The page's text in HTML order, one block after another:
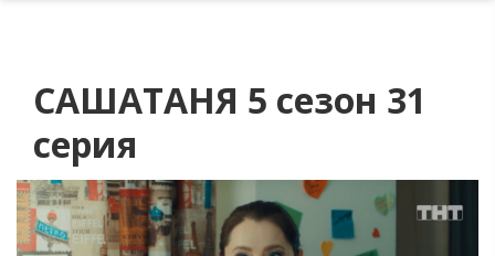
САШАТАНЯ 5 сезон 31
серия